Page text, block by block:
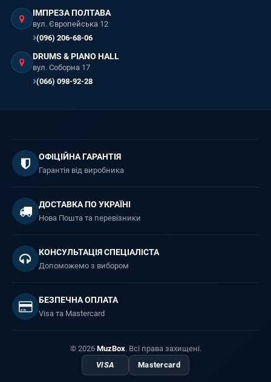
ІМПРЕЗА ПОЛТАВА
вул. Європейська 12
(096) 206-68-06
DRUMS & PIANO HALL
вул. Соборна 17
(066) 098-92-28
ОФІЦІЙНА ГАРАНТІЯ
Гарантія від виробника
ДОСТАВКА ПО УКРАЇНІ
Нова Пошта та перевізники
КОНСУЛЬТАЦІЯ СПЕЦІАЛІСТА
Допоможемо з вибором
БЕЗПЕЧНА ОПЛАТА
Visa та Mastercard
© 2026 MuzBox. Всі права захищені.
VISA
Mastercard